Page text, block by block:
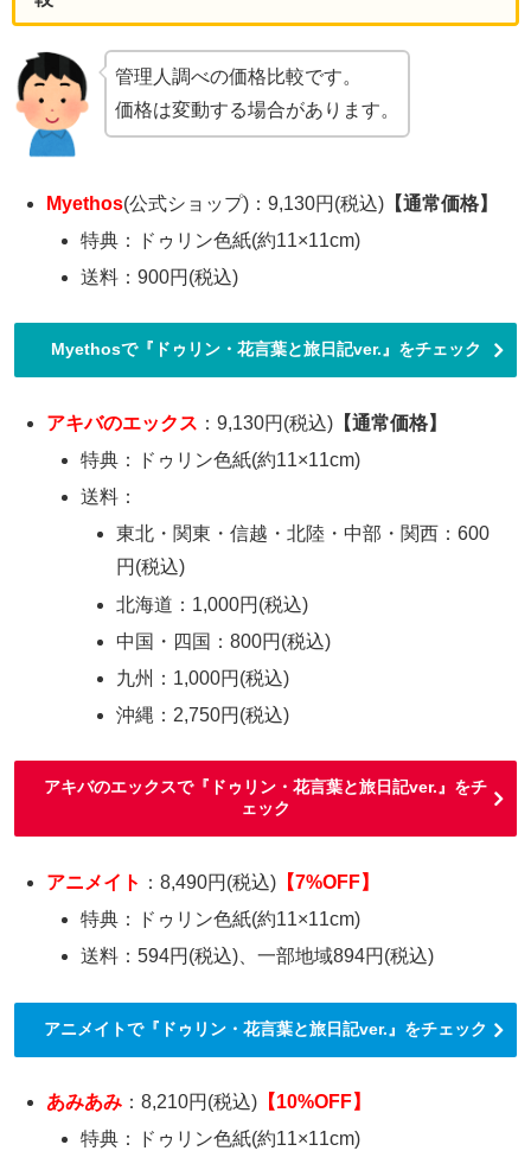
管理人調べの価格比較です。
価格は変動する場合があります。
Myethos(公式ショップ)：9,130円(税込) 【通常価格】
特典：ドゥリン色紙(約11×11cm)
送料：900円(税込)
Myethosで『ドゥリン・花言葉と旅日記ver.』をチェック
アキバのエックス ：9,130円(税込) 【通常価格】
特典：ドゥリン色紙(約11×11cm)
送料：
東北・関東・信越・北陸・中部・関西：600
円(税込)
北海道：1,000円(税込)
中国・四国：800円(税込)
九州：1,000円(税込)
沖縄：2,750円(税込)
アキバのエックスで『ドゥリン・花言葉と旅日記ver.』をチ
ェック
アニメイト ：8,490円(税込) 【7%OFF】
特典：ドゥリン色紙(約11×11cm)
送料：594円(税込)、一部地域894円(税込)
アニメイトで『ドゥリン・花言葉と旅日記ver.』をチェック
あみあみ ：8,210円(税込) 【10%OFF】
特典：ドゥリン色紙(約11×11cm)